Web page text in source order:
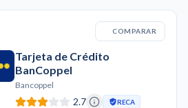
COMPARAR
Tarjeta de Crédito
BanCoppel
Bancoppel
2.7
RECA